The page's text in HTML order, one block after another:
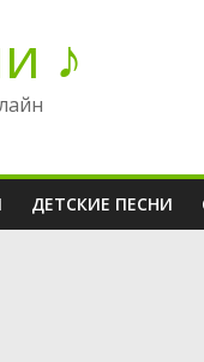
♪
ДЕТСКИЕ ПЕСНИ